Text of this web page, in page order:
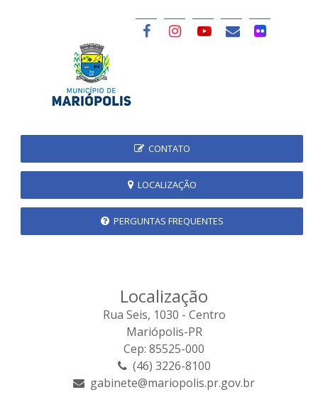
CONTATO
LOCALIZAÇÃO
PERGUNTAS FREQUENTES
Localização
Rua Seis, 1030 - Centro
Mariópolis-PR
Cep: 85525-000
(46) 3226-8100
gabinete@mariopolis.pr.gov.br